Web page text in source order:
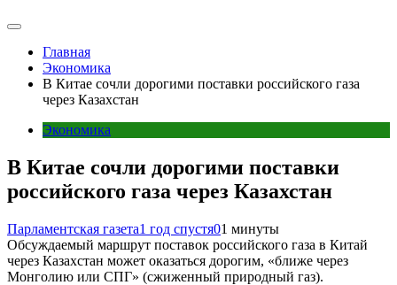
Главная
Экономика
В Китае сочли дорогими поставки российского газа
через Казахстан
Экономика
В Китае сочли дорогими поставки
российского газа через Казахстан
Парламентская газета1 год спустя01 минуты
Обсуждаемый маршрут поставок российского газа в Китай
через Казахстан может оказаться дорогим, «ближе через
Монголию или СПГ» (сжиженный природный газ).